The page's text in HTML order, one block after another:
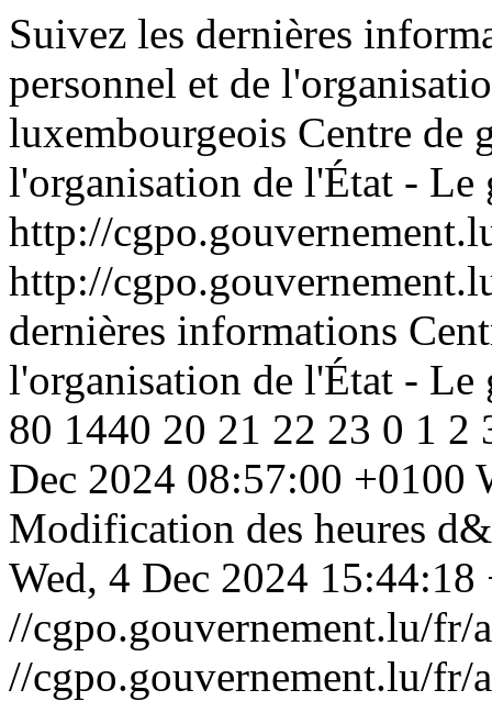
Suivez les dernières
personnel et de
luxembourgeois Centre de
l'organisation de l'État - Le
http://
http://
dernières informations
l'organisation de l'État - Le
80 1440 20 21 22 23 0 1 2
Dec 2024 08:57:00 +0100
Modification des heures
Wed, 4 Dec 2024 15:44:18
//cgpo.gouvernement.lu/fr/
//cgpo.gouvernement.lu/fr/